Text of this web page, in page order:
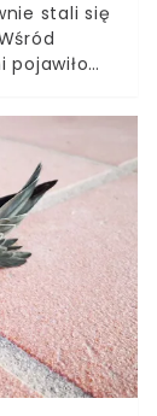
stali się
muszą